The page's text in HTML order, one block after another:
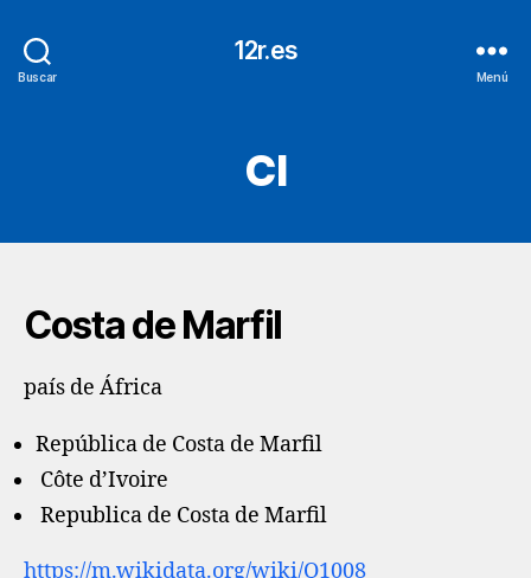
Buscar
12r.es
Menú
CI
Costa de Marfil
país de África
República de Costa de Marfil
Côte d’Ivoire
Republica de Costa de Marfil
https://m.wikidata.org/wiki/Q1008